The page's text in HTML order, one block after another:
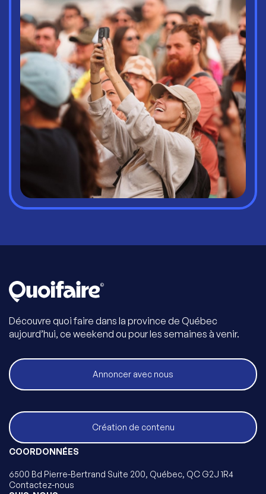
Découvre quoi faire dans la province de Québec
aujourd’hui, ce weekend ou pour les semaines à venir.
Annoncer avec nous
Création de contenu
COORDONNÉES
6500 Bd Pierre-Bertrand Suite 200, Québec, QC G2J 1R4
Contactez-nous